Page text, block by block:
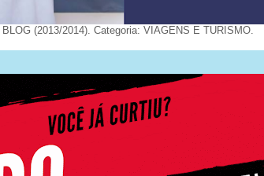
(2013/2014). Categoria: VIAGENS E TURISMO.